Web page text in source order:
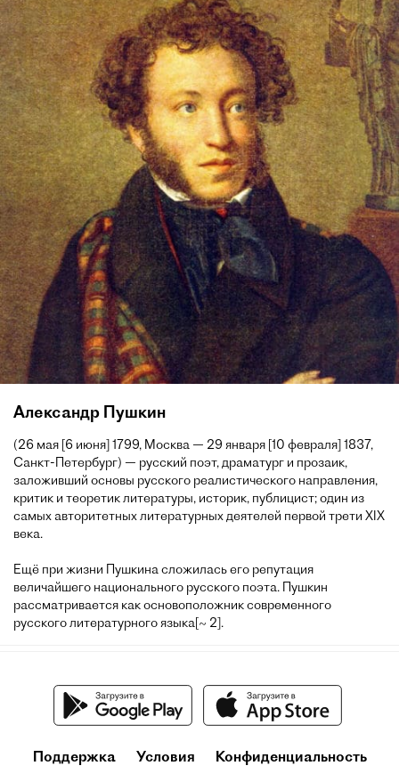
Александр Пушкин
(26 мая [6 июня] 1799, Москва — 29 января [10 февраля] 1837,
Санкт-Петербург) — русский поэт, драматург и прозаик,
заложивший основы русского реалистического направления,
критик и теоретик литературы, историк, публицист; один из
самых авторитетных литературных деятелей первой трети XIX
века.
Ещё при жизни Пушкина сложилась его репутация
величайшего национального русского поэта. Пушкин
рассматривается как основоположник современного
русского литературного языка[~ 2].
Поддержка Условия Конфиденциальность